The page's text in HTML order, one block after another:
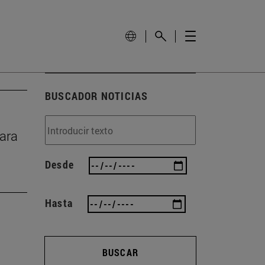
BUSCADOR NOTICIAS
Desde
Hasta
BUSCAR